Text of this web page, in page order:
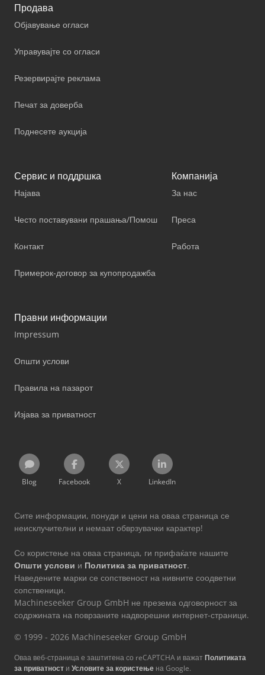
Продава
Објавување огласи
Управувајте со огласи
Резервирајте реклама
Печат за доверба
Поднесете аукција
Сервис и поддршка
Најава
Често поставувани прашања/Помош
Контакт
Примерок-договор за купопродажба
Компанија
За нас
Преса
Работа
Правни информации
Impressum
Општи услови
Правила на пазарот
Изјава за приватност
Blog Facebook X LinkedIn
Сите информации, понуди и цени на оваа страница се
неисклучителни и немаат обврзувачки карактер!
Со користење на оваа страница, ги прифаќате нашите
Општи услови и Политика за приватност.
Наведените марки се сопственост на нивните соодветни
сопственици.
Machineseeker Group GmbH не презема одговорност за
содржината на поврзаните надворешни интернет-страници.
© 1999 - 2026 Machineseeker Group GmbH
Оваа веб-страница е заштитена со reCAPTCHA и важат Политиката
за приватност и Условите за користење на Google.